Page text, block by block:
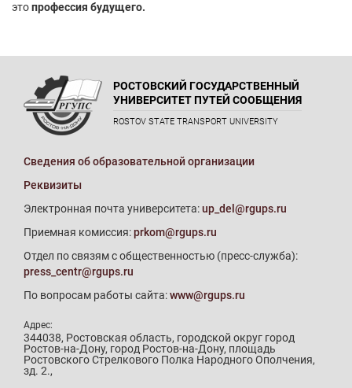
этопрофессия будущего.
РОСТОВСКИЙ ГОСУДАРСТВЕННЫЙ
УНИВЕРСИТЕТ ПУТЕЙ СООБЩЕНИЯ
ROSTOV STATE TRANSPORT UNIVERSITY
Сведения об образовательной организации
Реквизиты
Электронная почта университета:up_del@rgups.ru
Приемная комиссия:prkom@rgups.ru
Отдел по связям с общественностью (пресс-служба):
press_centr@rgups.ru
По вопросам работы сайта:www@rgups.ru
Адрес:
344038, Ростовская область, городской округ город
Ростов-на-Дону, город Ростов-на-Дону, площадь
Ростовского Стрелкового Полка Народного Ополчения,
зд. 2.,